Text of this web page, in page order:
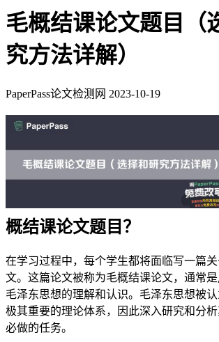
毛概结课论文题目（
究方法详解）
PaperPass论文检测网 2023-10-19
概结课论文题目？
在学习过程中，每个学生都将面临写一篇
文。这篇论文被称为毛概结课论文，通常
毛泽东思想的理解和认识。毛泽东思想被
极其重要的理论体系，因此深入研究和分
必做的任务。